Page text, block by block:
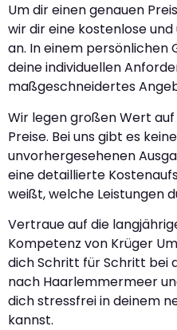
Um dir einen genauen
wir dir eine kostenlose
an. In einem
deine individuellen
maßgeschneidertes
Wir legen großen Wert
Preise. Bei uns gibt es
unvorhergesehenen
eine detaillierte
weißt, welche Leistungen
Vertraue auf die
Kompetenz von Krüger
dich Schritt für Schritt bei
nach Haarlemmermeer
dich stressfrei in deinem
kannst.